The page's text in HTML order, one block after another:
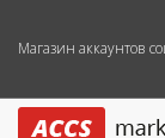
Магазин аккаунтов